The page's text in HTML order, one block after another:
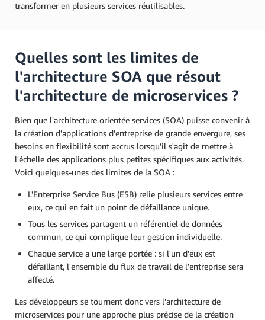
transformer en plusieurs services réutilisables.
Quelles sont les limites de
l'architecture SOA que résout
l'architecture de microservices ?
Bien que l'architecture orientée services (SOA) puisse convenir à
la création d'applications d'entreprise de grande envergure, ses
besoins en flexibilité sont accrus lorsqu'il s'agit de mettre à
l'échelle des applications plus petites spécifiques aux activités.
Voici quelques-unes des limites de la SOA :
L'Enterprise Service Bus (ESB) relie plusieurs services entre
eux, ce qui en fait un point de défaillance unique.
Tous les services partagent un référentiel de données
commun, ce qui complique leur gestion individuelle.
Chaque service a une large portée : si l'un d'eux est
défaillant, l'ensemble du flux de travail de l'entreprise sera
affecté.
Les développeurs se tournent donc vers l'architecture de
microservices pour une approche plus précise de la création